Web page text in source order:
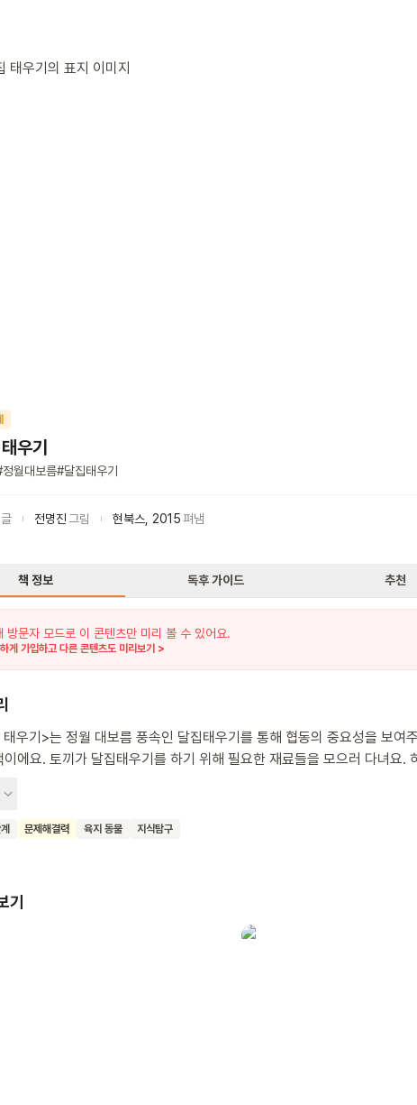
우기
정월대보름#달집태우기
글 전명진 그림 현북스 2015펴냄
책 정보 독후 가이드 추천
방문자 모드로 이 콘텐츠만 미리 볼 수 있어요.
게 가입하고 다른 콘텐츠도 미리보기 >
태우기>는 정월 대보름 풍속인 달집태우기를 통해 협동의 중요성을 보여
위해 필요한 재료들을 모으러 다녀요. 하지만
대나무 숲의 위치를, 여우는 대나무를 나르는 것을, 오리는 짚을 구하는 것
요. 모든 재료를 모은 토끼는 달집을 만들고, 보름달이 뜨자 불을 붙여 소원
문제해결력 육지 동물 지식탐구
기